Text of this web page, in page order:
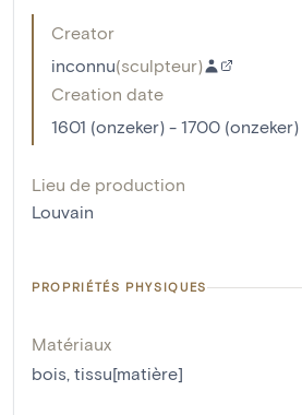
Creator
inconnu(sculpteur)
Creation date
1601 (onzeker) - 1700 (onzeker)
Lieu de production
Louvain
PROPRIÉTÉS PHYSIQUES
Matériaux
bois, tissu[matière]